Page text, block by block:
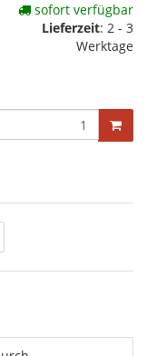
sofort verfügbar
Lieferzeit: 2 - 3
Werktage